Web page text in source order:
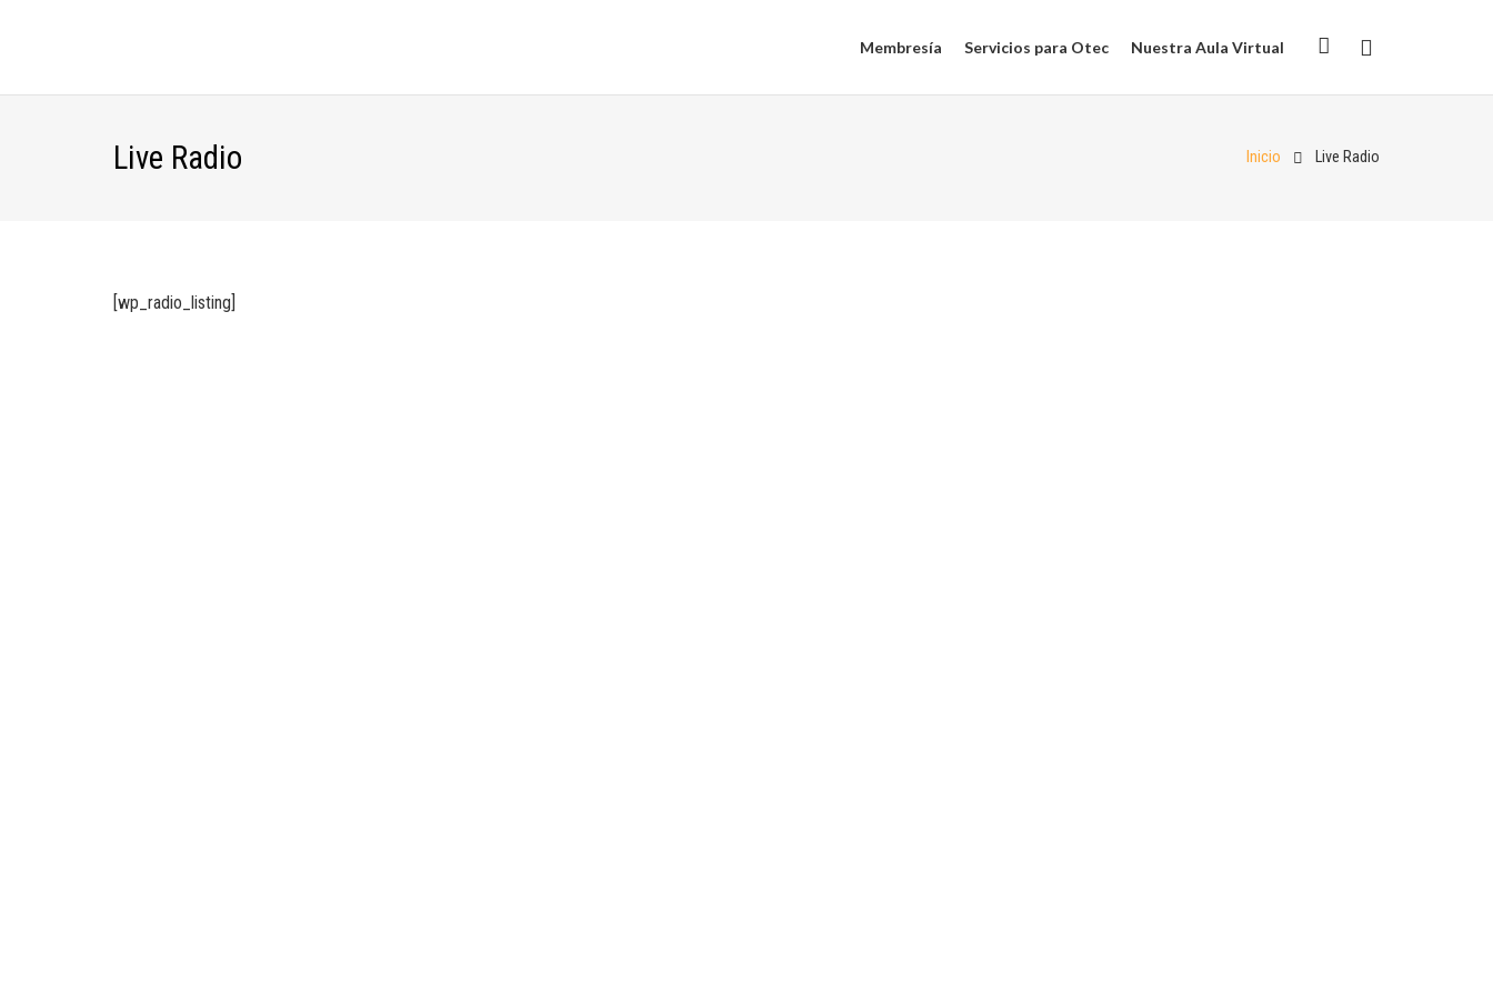
Membresía Servicios para Otec Nuestra Aula Virtual
Live Radio Inicio Live Radio
[wp_radio_listing]